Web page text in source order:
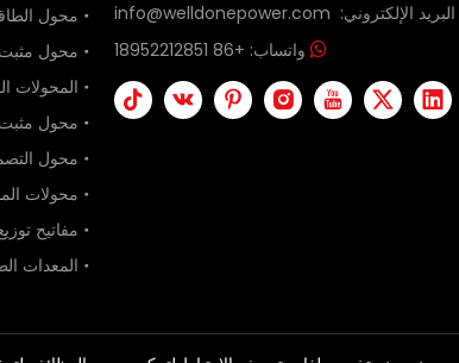
محول
محول
المحولات
محول
محول
محولات
مفاتيح
المعدات
البريد الإلكتروني: info@welldonepower.com
 واتساب: +86 18952212851